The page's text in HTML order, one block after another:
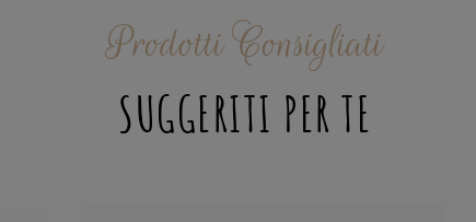
Prodotti Consigliati
SUGGERITI PER TE